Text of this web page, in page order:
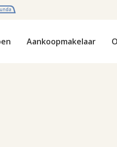
Aankoopmakelaar